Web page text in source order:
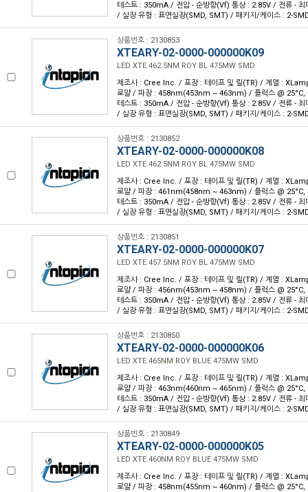
테스트 : 350mA / 전압 - 순방향(Vf) 통상 : 2.85V / 전류 -
/ 실장 유형 : 표면실장(SMD, SMT) / 패키지/케이스 : 2-
상품번호 : 2130853
XTEARY-02-0000-000000K09
LED XTE 462.5NM ROY BL 475MW SMD
제조사 : Cree Inc. / 포장 : 테이프 및 릴(TR) / 계열 :
로얄 / 파장 : 458nm(453nm ~ 463nm) / 플럭스 @ 25°C,
테스트 : 350mA / 전압 - 순방향(Vf) 통상 : 2.85V / 전류 -
/ 실장 유형 : 표면실장(SMD, SMT) / 패키지/케이스 : 2-
상품번호 : 2130852
XTEARY-02-0000-000000K08
LED XTE 462.5NM ROY BL 475MW SMD
제조사 : Cree Inc. / 포장 : 테이프 및 릴(TR) / 계열 :
로얄 / 파장 : 461nm(458nm ~ 463nm) / 플럭스 @ 25°C,
테스트 : 350mA / 전압 - 순방향(Vf) 통상 : 2.85V / 전류 -
/ 실장 유형 : 표면실장(SMD, SMT) / 패키지/케이스 : 2-
상품번호 : 2130851
XTEARY-02-0000-000000K07
LED XTE 457.5NM ROY BL 475MW SMD
제조사 : Cree Inc. / 포장 : 테이프 및 릴(TR) / 계열 :
로얄 / 파장 : 456nm(453nm ~ 458nm) / 플럭스 @ 25°C,
테스트 : 350mA / 전압 - 순방향(Vf) 통상 : 2.85V / 전류 -
/ 실장 유형 : 표면실장(SMD, SMT) / 패키지/케이스 : 2-
상품번호 : 2130850
XTEARY-02-0000-000000K06
LED XTE 465NM ROY BLUE 475MW SMD
제조사 : Cree Inc. / 포장 : 테이프 및 릴(TR) / 계열 :
로얄 / 파장 : 463nm(460nm ~ 465nm) / 플럭스 @ 25°C,
테스트 : 350mA / 전압 - 순방향(Vf) 통상 : 2.85V / 전류 -
/ 실장 유형 : 표면실장(SMD, SMT) / 패키지/케이스 : 2-
상품번호 : 2130849
XTEARY-02-0000-000000K05
LED XTE 460NM ROY BLUE 475MW SMD
제조사 : Cree Inc. / 포장 : 테이프 및 릴(TR) / 계열 :
로얄 / 파장 : 458nm(455nm ~ 460nm) / 플럭스 @ 25°C,